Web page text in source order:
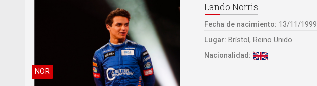
NOR
Lando Norris
Fecha de nacimiento: 13/11/1999
Lugar: Brístol, Reino Unido
Nacionalidad: